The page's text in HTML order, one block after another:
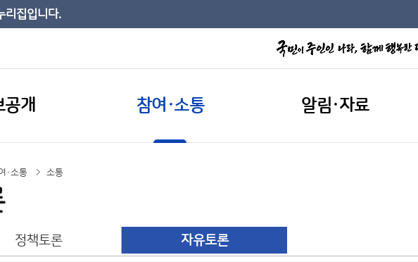
리집입니다.
공개 참여·소통 알림·자료
·소통 소통
정책토론 자유토론